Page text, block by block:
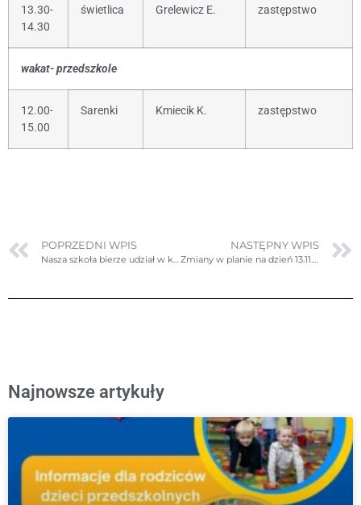
13.30-
14.30
świetlica Grelewicz E. zastępstwo
wakat- przedszkole
12.00-
15.00
Sarenki Kmiecik K. zastępstwo
POPRZEDNI WPIS
Nasza szkoła bierze udział w konkursie EUROSCOLA 2025.
NASTĘPNY WPIS
Zmiany w planie na dzień 13.11.2024r. (środa)
Najnowsze artykuły